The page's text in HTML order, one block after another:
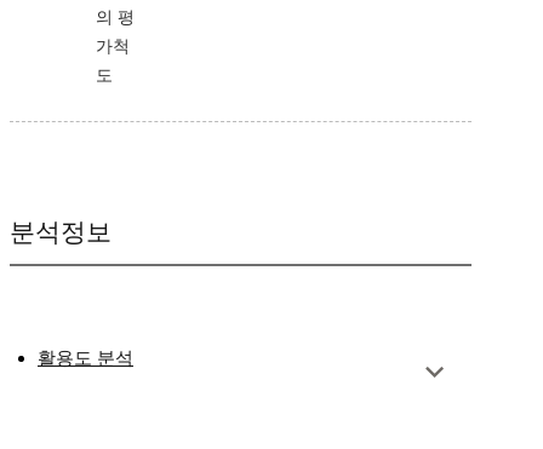
의 평
가척
도
분석정보
활용도 분석